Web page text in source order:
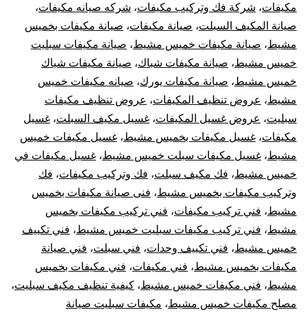
مكيفات، شركة فك وتركيب مكيفات، شركه صيانه مكيفات،
صيانة المكيف السبلت، صيانة مكيفات، صيانة مكيفات بخميس
مشيط، صيانة مكيفات خميس مشيط، صيانة مكيفات سبليت
خميس مشيط، صيانة مكيفات شباك، صيانة مكيفات شباك
خميس مشيط، صيانة مكيفات يورك، صيانه مكيفات خميس
مشيط، عروض تنظيف المكيفات، عروض تنظيف مكيفات
سبليت، عروض غسيل المكيفات، غسيل مكيف السبلت، غسيل
مكيفات، غسيل مكيفات بخميس مشيط، غسيل مكيفات خميس
مشيط، غسيل مكيفات سبلت خميس مشيط، غسيل مكيفات في
خميس مشيط، فك مكيف سبلت، فك وتركيب مكيفات، فك
وتركيب مكيفات بخميس مشيط، فنى صيانة مكيفات بخميس
مشيط، فني تركيب مكيفات، فني تركيب مكيفات بخميس
مشيط، فني تركيب مكيفات سبليت خميس مشيط، فني تكييف
خميس مشيط، فني تكييف وحدات، فني سبلت، فني صيانة
مكيفات بخميس مشيط، فني مكيفات، فني مكيفات بخميس
مشيط، فني مكيفات خميس مشيط، كيفية تنظيف مكيف سبليت،
مصلح مكيفات خميس مشيط، مكيفات سبليت صيانة